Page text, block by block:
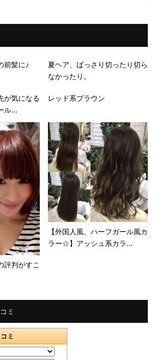
前髪に♪
夏ヘア、ばっさり切ったり切ら
なかったり。
が気になる
ル...
レッド系ブラウン
評判がすこ
【外国人風、ハーフガール風カ
ラー☆】アッシュ系カラ...
ミ